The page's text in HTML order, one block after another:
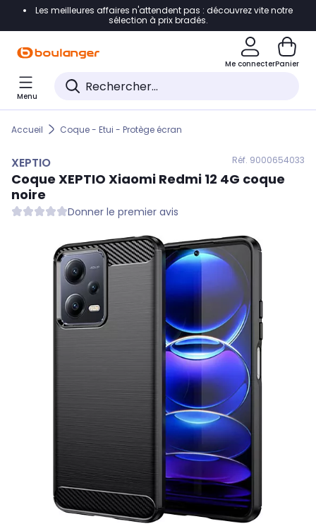
Accéder directement à la navigation
Accéder directement au pied de page
Accéder directement au chatbot
Les meilleures affaires n'attendent pas : découvrez vite notre
sélection à prix bradés.
Me connecterPanier
Menu
Accueil Coque - Etui - Protège écran
XEPTIO Réf. 9000654033
Coque XEPTIO Xiaomi Redmi 12 4G coque
noire
Donner le premier avis